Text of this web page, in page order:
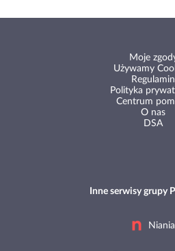
Moje
Używamy
Regulamin
Polityka
Centrum
O nas
DSA
Inne serwisy grupy
Niania